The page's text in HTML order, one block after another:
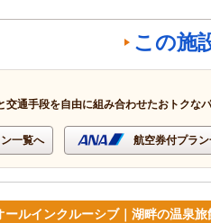
この施
交通手段を自由に組み合わせたおトクな
一覧へ 航空券付プラ
ルインクルーシブ｜湖畔の温泉旅